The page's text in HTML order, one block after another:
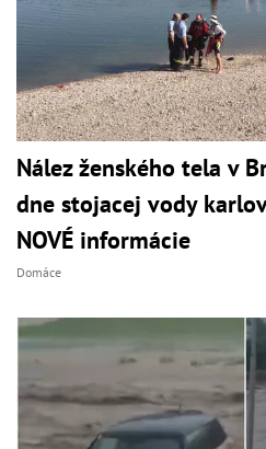
Nález ženského tela v
dne stojacej vody
NOVÉ informácie
Domáce